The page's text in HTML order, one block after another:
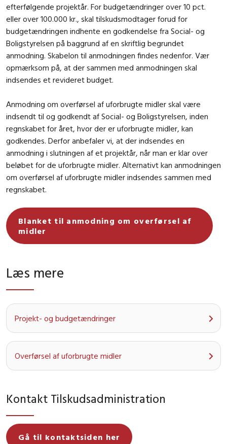
efterfølgende projektår. For budgetændringer over 10 pct.
eller over 100.000 kr., skal tilskudsmodtager forud for
budgetændringen indhente en godkendelse fra Social- og
Boligstyrelsen på baggrund af en skriftlig begrundet
anmodning. Skabelon til anmodningen findes nedenfor. Vær
opmærksom på, at der sammen med anmodningen skal
indsendes et revideret budget.
Anmodning om overførsel af uforbrugte midler skal være
indsendt til og godkendt af Social- og Boligstyrelsen, inden
regnskabet for året, hvor der er uforbrugte midler, kan
godkendes. Derfor anbefaler vi, at der indsendes en
anmodning i slutningen af et projektår, når man er klar over
beløbet for de uforbrugte midler. Alternativt kan anmodningen
om overførsel af uforbrugte midler indsendes sammen med
regnskabet.
Blanket til anmodning om overførsel af
midler
Læs mere
Projekt- og budgetændringer
Overførsel af uforbrugte midler
Kontakt Tilskudsadministration
Gå til kontaktsiden her